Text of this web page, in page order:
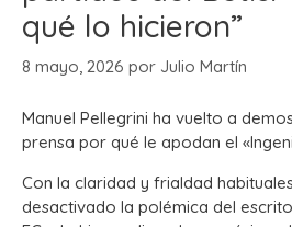
qué lo hicieron”
8 mayo, 2026 por Julio Martín
Manuel Pellegrini ha vuelto a
prensa por qué le apodan el
Con la claridad y frialdad
desactivado la polémica del